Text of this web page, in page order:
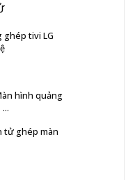
tivi LG
hình quảng
tử ghép màn